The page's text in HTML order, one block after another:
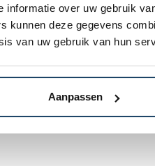
informatie over uw gebruik
kunnen deze gegevens
van uw gebruik van hun
Aanpassen